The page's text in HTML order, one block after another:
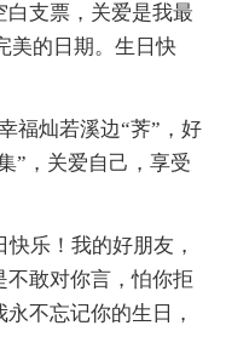
支票，关爱是我最
美的日期。生日快
福灿若溪边“荠”，好
”，关爱自己，享受
乐！我的好朋友，
敢对你言，怕你拒
不忘记你的生日，